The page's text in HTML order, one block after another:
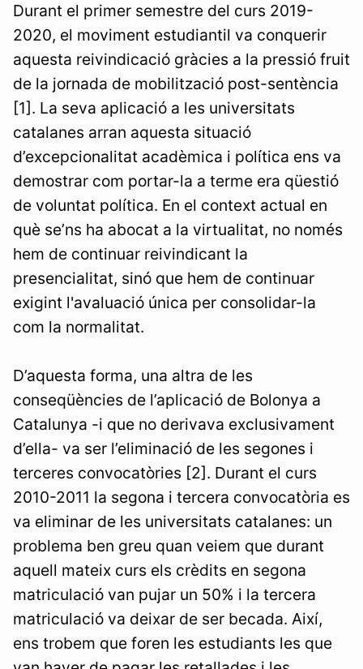
Durant el primer semestre del curs 2019-
2020, el moviment estudiantil va conquerir
aquesta reivindicació gràcies a la pressió fruit
de la jornada de mobilització post-sentència
[1]. La seva aplicació a les universitats
catalanes arran aquesta situació
d’excepcionalitat acadèmica i política ens va
demostrar com portar-la a terme era qüestió
de voluntat política. En el context actual en
què se’ns ha abocat a la virtualitat, no només
hem de continuar reivindicant la
presencialitat, sinó que hem de continuar
exigint l'avaluació única per consolidar-la
com la normalitat.
D’aquesta forma, una altra de les
conseqüències de l’aplicació de Bolonya a
Catalunya -i que no derivava exclusivament
d’ella- va ser l’eliminació de les segones i
terceres convocatòries [2]. Durant el curs
2010-2011 la segona i tercera convocatòria es
va eliminar de les universitats catalanes: un
problema ben greu quan veiem que durant
aquell mateix curs els crèdits en segona
matriculació van pujar un 50% i la tercera
matriculació va deixar de ser becada. Així,
ens trobem que foren les estudiants les que